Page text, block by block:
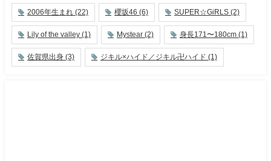
2006年生まれ (22) 櫻坂46 (6) SUPER☆GiRLS (2)
Lily of the valley (1) Mystear (2) 身長171〜180cm (1)
佐賀県出身 (3) ジキル×ハイド／ジキル卍ハイド (1)